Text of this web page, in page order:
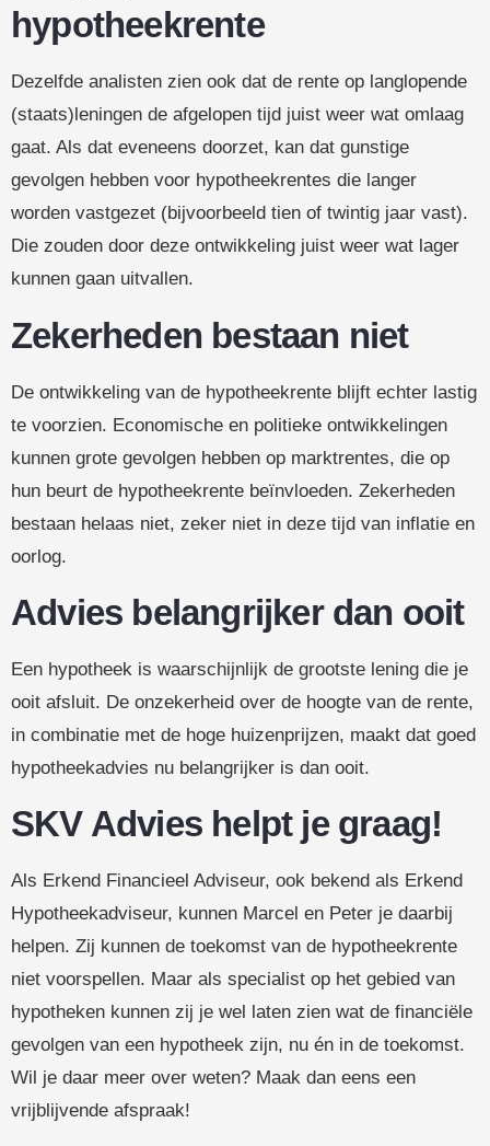
hypotheekrente
Dezelfde analisten zien ook dat de rente op langlopende
(staats)leningen de afgelopen tijd juist weer wat omlaag
gaat. Als dat eveneens doorzet, kan dat gunstige
gevolgen hebben voor hypotheekrentes die langer
worden vastgezet (bijvoorbeeld tien of twintig jaar vast).
Die zouden door deze ontwikkeling juist weer wat lager
kunnen gaan uitvallen.
Zekerheden bestaan niet
De ontwikkeling van de hypotheekrente blijft echter lastig
te voorzien. Economische en politieke ontwikkelingen
kunnen grote gevolgen hebben op marktrentes, die op
hun beurt de hypotheekrente beïnvloeden. Zekerheden
bestaan helaas niet, zeker niet in deze tijd van inflatie en
oorlog.
Advies belangrijker dan ooit
Een hypotheek is waarschijnlijk de grootste lening die je
ooit afsluit. De onzekerheid over de hoogte van de rente,
in combinatie met de hoge huizenprijzen, maakt dat goed
hypotheekadvies nu belangrijker is dan ooit.
SKV Advies helpt je graag!
Als Erkend Financieel Adviseur, ook bekend als Erkend
Hypotheekadviseur, kunnen Marcel en Peter je daarbij
helpen. Zij kunnen de toekomst van de hypotheekrente
niet voorspellen. Maar als specialist op het gebied van
hypotheken kunnen zij je wel laten zien wat de financiële
gevolgen van een hypotheek zijn, nu én in de toekomst.
Wil je daar meer over weten? Maak dan eens een
vrijblijvende afspraak!